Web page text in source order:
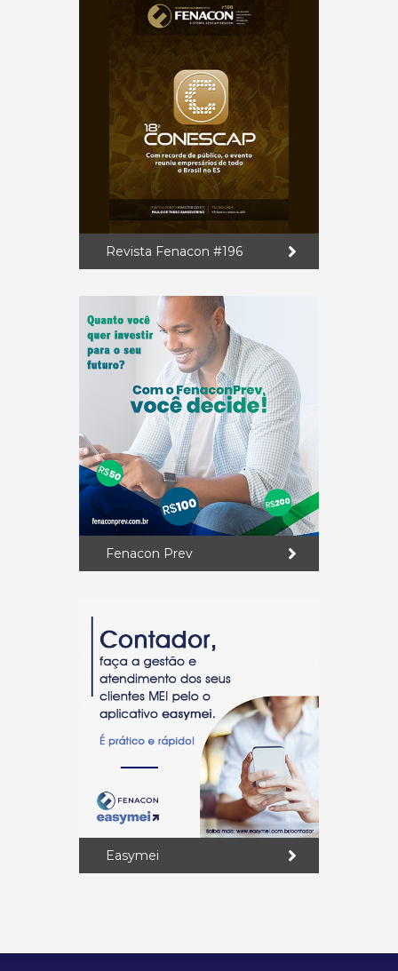
Revista Fenacon #196
Fenacon Prev
Easymei